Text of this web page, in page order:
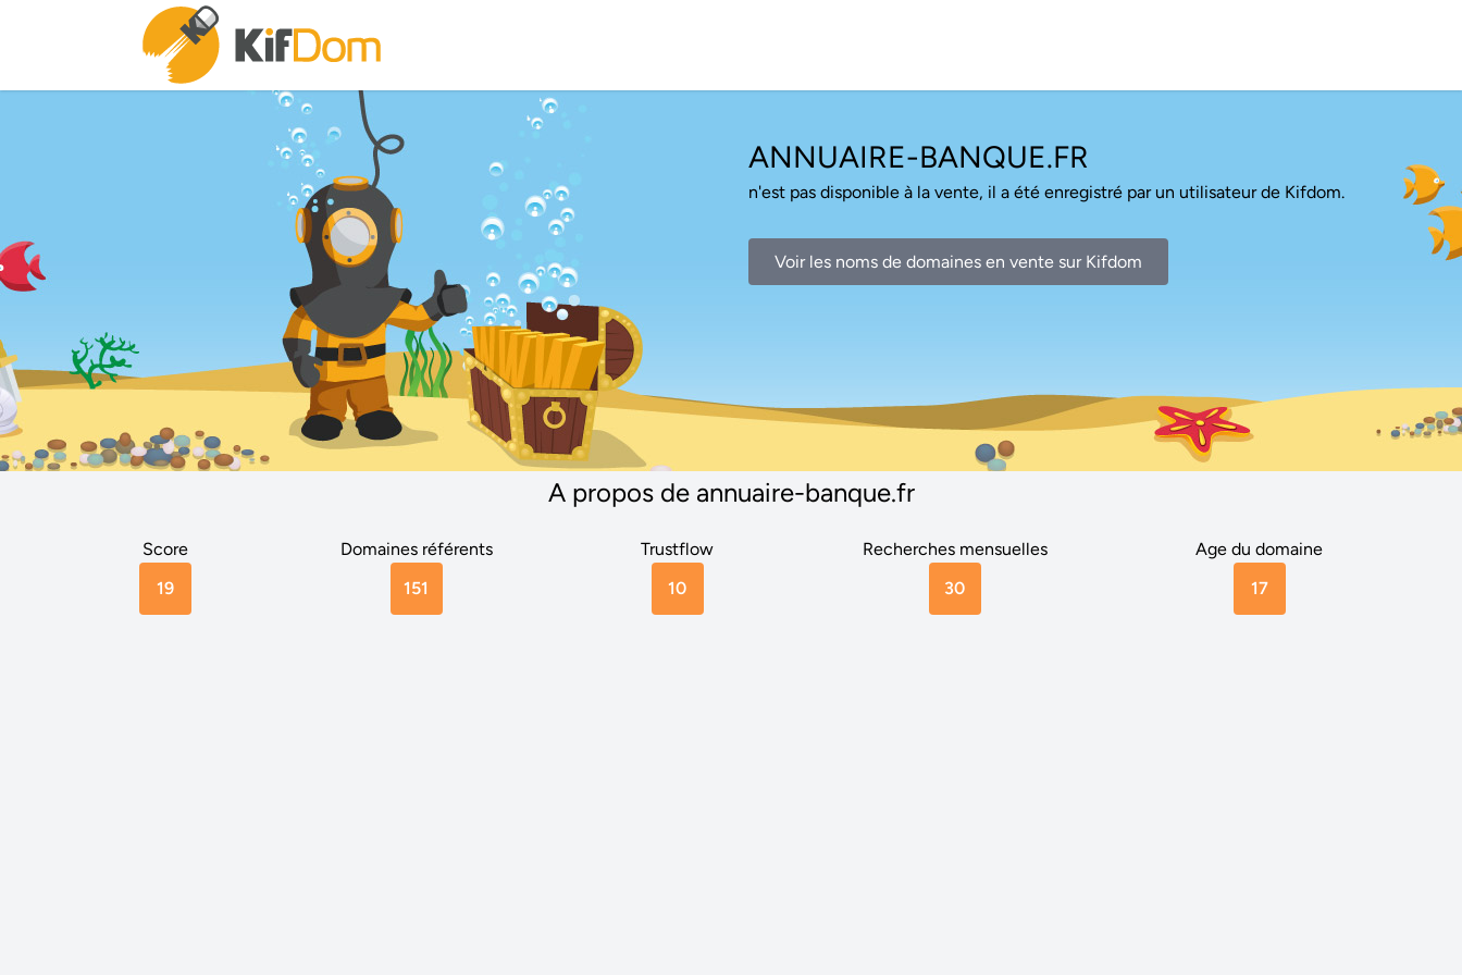
ANNUAIRE-BANQUE.FR
n'est pas disponible à la vente, il a été enregistré par un utilisateur de Kifdom.
Voir les noms de domaines en vente sur Kifdom
A propos de annuaire-banque.fr
Score
19
Domaines référents
151
Trustflow
10
Recherches mensuelles
30
Age du domaine
17